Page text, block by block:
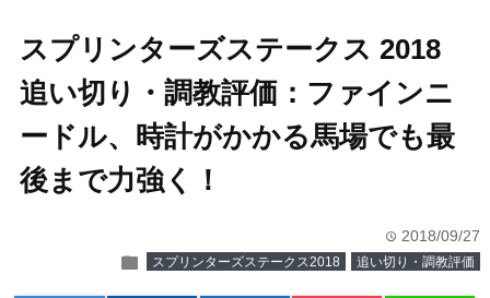
スプリンターズステークス 2018
追い切り・調教評価：ファインニ
ードル、時計がかかる馬場でも最
後まで力強く！
time 2018/09/27
folder スプリンターズステークス2018 追い切り・調教評価